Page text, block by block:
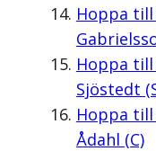
Hoppa till
Hoppa till
Sjöstedt
Hoppa till
Ådahl (C)